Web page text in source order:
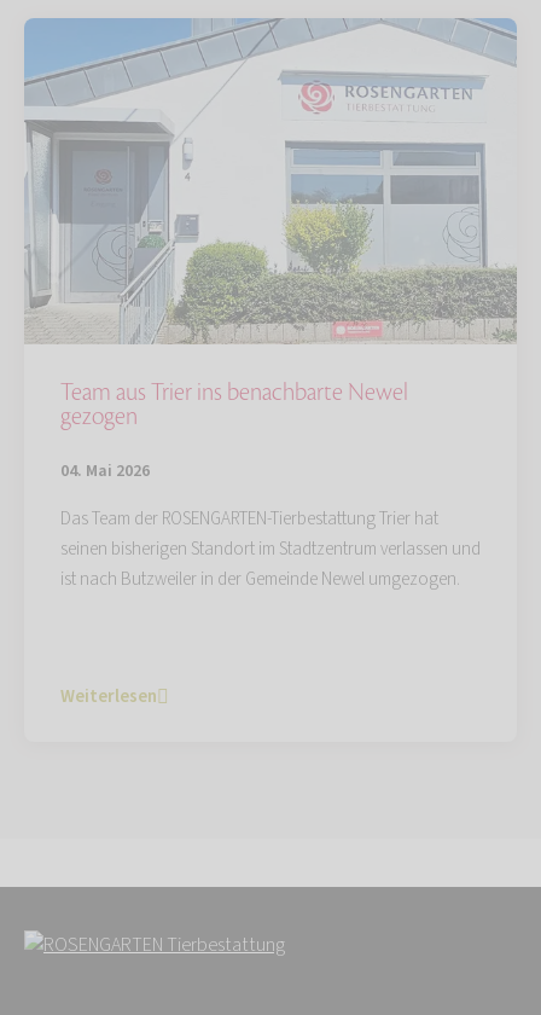
Team aus Trier ins benachbarte Newel
gezogen
04. Mai 2026
Das Team der ROSENGARTEN-Tierbestattung Trier hat
seinen bisherigen Standort im Stadtzentrum verlassen und
ist nach Butzweiler in der Gemeinde Newel umgezogen.
Weiterlesen